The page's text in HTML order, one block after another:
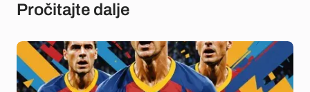
Pročitajte dalje